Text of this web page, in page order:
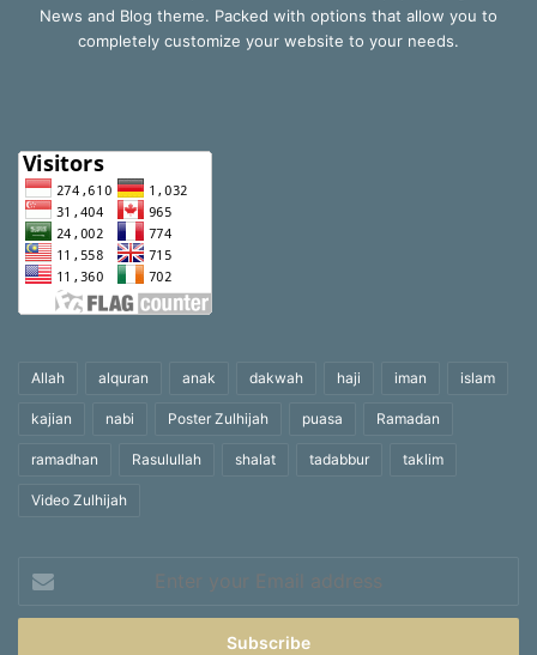
News and Blog theme. Packed with options that allow you to
completely customize your website to your needs.
Allah alquran anak dakwah haji iman islam
kajian nabi Poster Zulhijah puasa Ramadan
ramadhan Rasulullah shalat tadabbur taklim
Video Zulhijah
your
Email